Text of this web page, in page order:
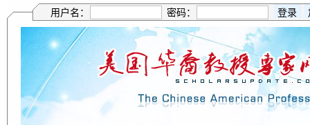
用户名： 密码：